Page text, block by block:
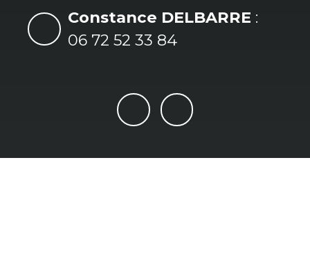
Constance DELBARRE :
06 72 52 33 84